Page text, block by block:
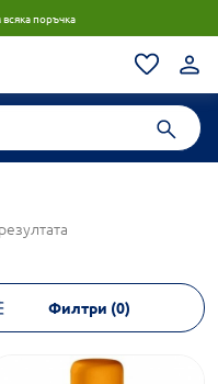
поръчка
Филтри (0)